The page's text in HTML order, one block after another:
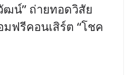
ฒน์” ถ่ายทอดวิสัย
ฟรีคอนเสิร์ต “โชค